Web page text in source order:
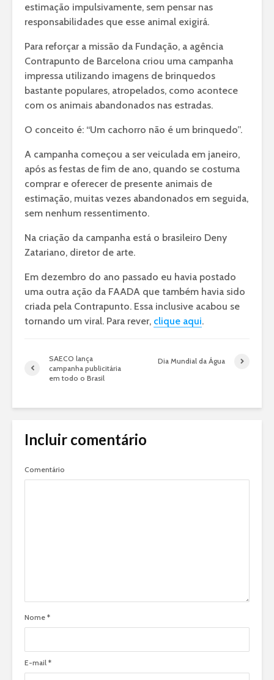
estimação impulsivamente, sem pensar nas
responsabilidades que esse animal exigirá.
Para reforçar a missão da Fundação, a agência
Contrapunto de Barcelona criou uma campanha
impressa utilizando imagens de brinquedos
bastante populares, atropelados, como acontece
com os animais abandonados nas estradas.
O conceito é: “Um cachorro não é um brinquedo”.
A campanha começou a ser veiculada em janeiro,
após as festas de fim de ano, quando se costuma
comprar e oferecer de presente animais de
estimação, muitas vezes abandonados em seguida,
sem nenhum ressentimento.
Na criação da campanha está o brasileiro Deny
Zatariano, diretor de arte.
Em dezembro do ano passado eu havia postado
uma outra ação da FAADA que também havia sido
criada pela Contrapunto. Essa inclusive acabou se
tornando um viral. Para rever, clique aqui.
SAECO lança
campanha publicitária
em todo o Brasil
Dia Mundial da Água
Incluir comentário
Comentário
Nome *
E-mail *